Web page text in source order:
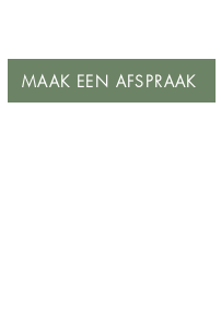
MAAK EEN AFSPRAAK